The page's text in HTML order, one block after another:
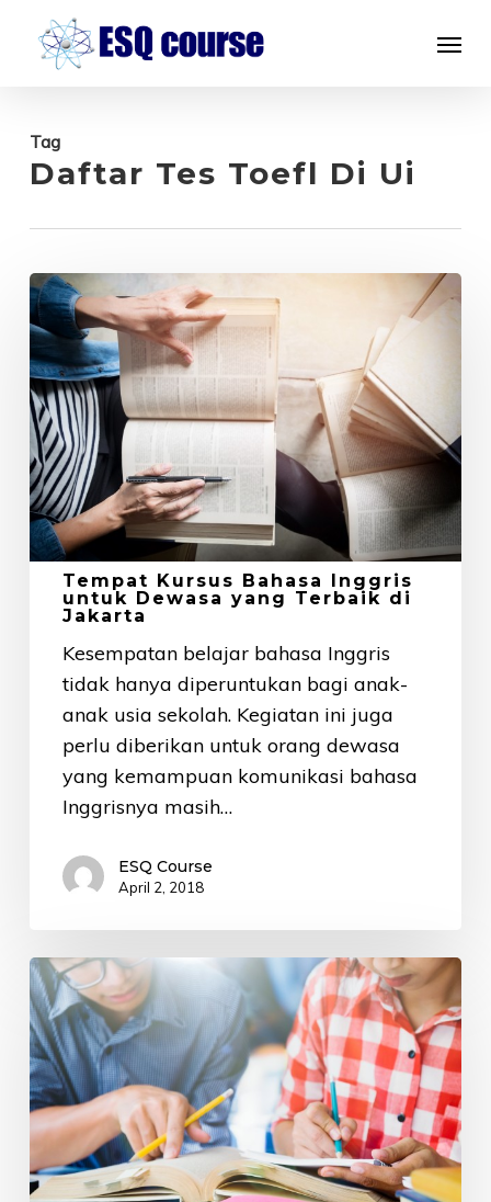
Tag
Daftar Tes Toefl Di Ui
Tempat
Kursus
Bahasa
Inggris
untuk
Dewasa
yang
Terbaik
di
Jakarta
Tempat Kursus Bahasa Inggris
untuk Dewasa yang Terbaik di
Jakarta
Kesempatan belajar bahasa Inggris
tidak hanya diperuntukan bagi anak-
anak usia sekolah. Kegiatan ini juga
perlu diberikan untuk orang dewasa
yang kemampuan komunikasi bahasa
Inggrisnya masih…
ESQ Course
April 2, 2018
Dibuka
Pendaftaran
Kelas
Kursus
Bahasa
Inggris
Reguler
di